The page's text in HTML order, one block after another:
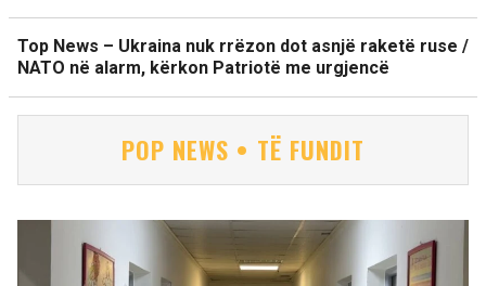
Top News – Ukraina nuk rrëzon dot asnjë raketë ruse /
NATO në alarm, kërkon Patriotë me urgjencë
POP NEWS • TË FUNDIT